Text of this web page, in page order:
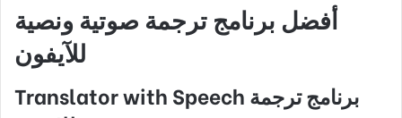
أفضل برنامج ترجمة صوتية ونصية
للآيفون
Translator with Speech برنامج ترجمة